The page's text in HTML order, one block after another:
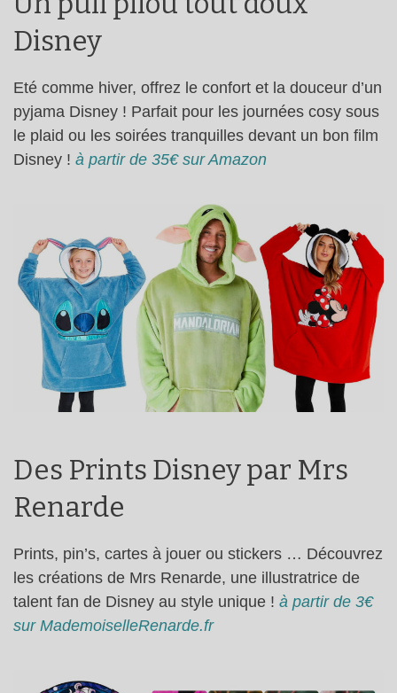
Disney
Eté comme hiver, offrez le confort et la douceur d’un
pyjama Disney ! Parfait pour les journées cosy sous
le plaid ou les soirées tranquilles devant un bon film
Disney ! à partir de 35€ sur Amazon
Des Prints Disney par Mrs
Renarde
Prints, pin’s, cartes à jouer ou stickers … Découvrez
les créations de Mrs Renarde, une illustratrice de
talent fan de Disney au style unique ! à partir de 3€
sur MademoiselleRenarde.fr